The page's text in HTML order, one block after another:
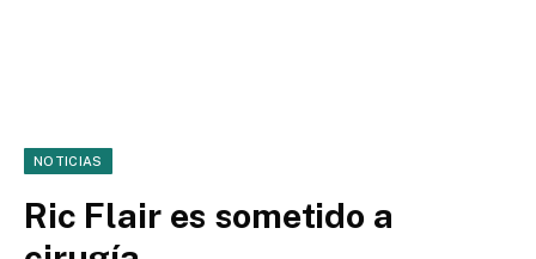
NOTICIAS
Ric Flair es sometido a